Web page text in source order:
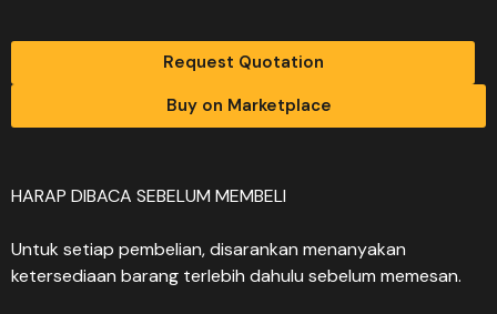
Request Quotation
Buy on Marketplace
HARAP DIBACA SEBELUM MEMBELI
Untuk setiap pembelian, disarankan menanyakan
ketersediaan barang terlebih dahulu sebelum memesan.